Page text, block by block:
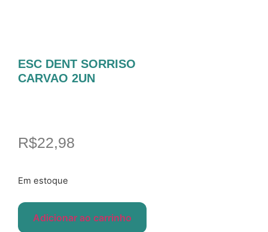
ESC DENT SORRISO
CARVAO 2UN
R$22,98
Em estoque
Adicionar ao carrinho